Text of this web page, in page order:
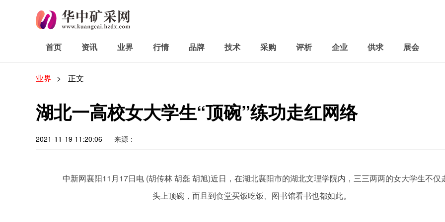
首页 资讯 业界 行情 品牌 技术 采购 评析 企业 供求 展会
业界 > 正文
湖北一高校女大学生“顶碗”练功走红网络
2021-11-19 11:20:06 来源：
中新网襄阳11月17日电 (胡传林 胡磊 胡旭)近日，在湖北襄阳市的湖北文理学院内，三三两两的女大学生不仅
头上顶碗，而且到食堂买饭吃饭、图书馆看书也都如此。